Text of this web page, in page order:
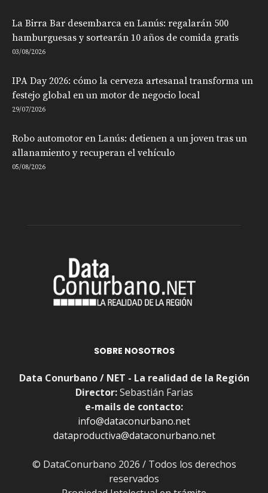
La Birra Bar desembarca en Lanús: regalarán 500
hamburguesas y sortearán 10 años de comida gratis
03/08/2026
IPA Day 2026: cómo la cerveza artesanal transforma un
festejo global en un motor de negocio local
29/07/2026
Robo automotor en Lanús: detienen a un joven tras un
allanamiento y recuperan el vehículo
05/08/2026
SOBRE NOSOTROS
Data Conurbano / NET - La realidad de la Región
Director:Sebastián Farias
e-mails de contacto:
info@dataconurbano.net
dataproductiva@dataconurbano.net
© DataConurbano 2026 / Todos los derechos
reservados